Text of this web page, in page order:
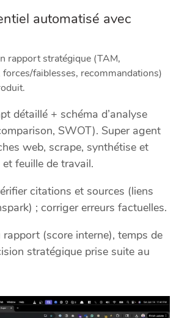
automatisé avec
rapport stratégique (TAM,
faiblesses, recommandations)
détaillé + schéma d’analyse
SWOT). Super agent
web, scrape, synthétise et
feuille de travail.
citations et sources (liens
; corriger erreurs factuelles.
rapport (score interne), temps de
stratégique prise suite au